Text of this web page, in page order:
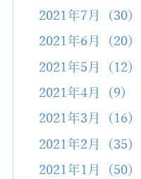
2021年7月 (30)
2021年6月 (20)
2021年5月 (12)
2021年4月 (9)
2021年3月 (16)
2021年2月 (35)
2021年1月 (50)